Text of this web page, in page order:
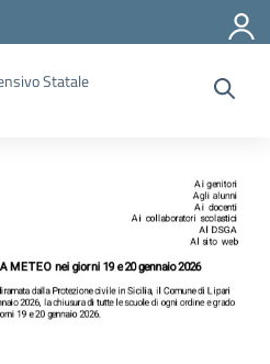
Statale